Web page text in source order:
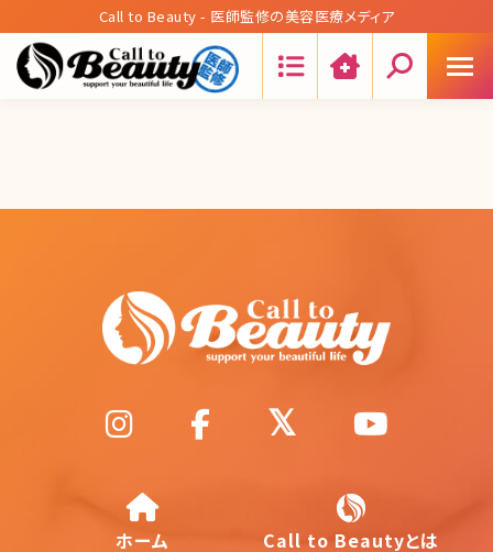
Call to Beauty - 医師監修の美容医療メディア
ホーム Call to Beautyとは